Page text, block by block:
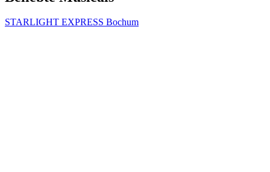
STARLIGHT EXPRESS Bochum